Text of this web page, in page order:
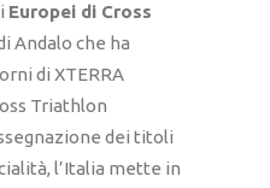
Europei di Cross
Andalo che ha
di XTERRA
Triathlon
dei titoli
l’Italia mette in